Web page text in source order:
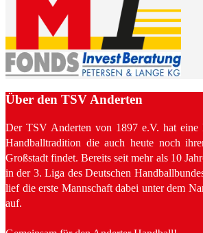
Über den TSV Anderten
Der TSV Anderten von 1897 e.V. hat eine
Handballtradition die auch heute noch
Großstadt findet. Bereits seit mehr als 10
in der 3. Liga des Deutschen
lief die erste Mannschaft dabei unter dem
auf.